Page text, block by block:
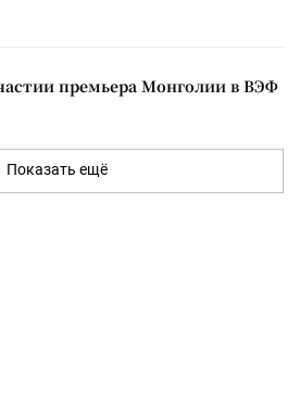
премьера Монголии в ВЭФ
Показать ещё